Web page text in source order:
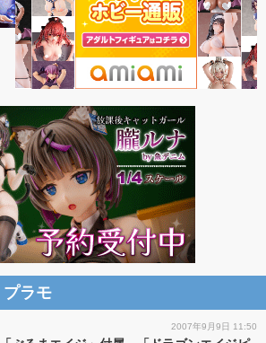
ラモ
2007年9月9日 11:50